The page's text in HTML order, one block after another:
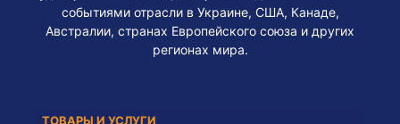
событиями отрасли в Украине, США, Канаде,
Австралии, странах Европейского союза и других
регионах мира.
ТОВАРЫ И УСЛУГИ